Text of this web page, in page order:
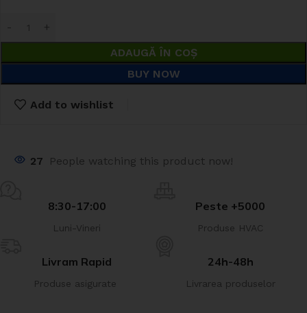
ADAUGĂ ÎN COȘ
BUY NOW
Add to wishlist
27 People watching this product now!
8:30-17:00
Luni-Vineri
Peste +5000
Produse HVAC
Livram Rapid
Produse asigurate
24h-48h
Livrarea produselor